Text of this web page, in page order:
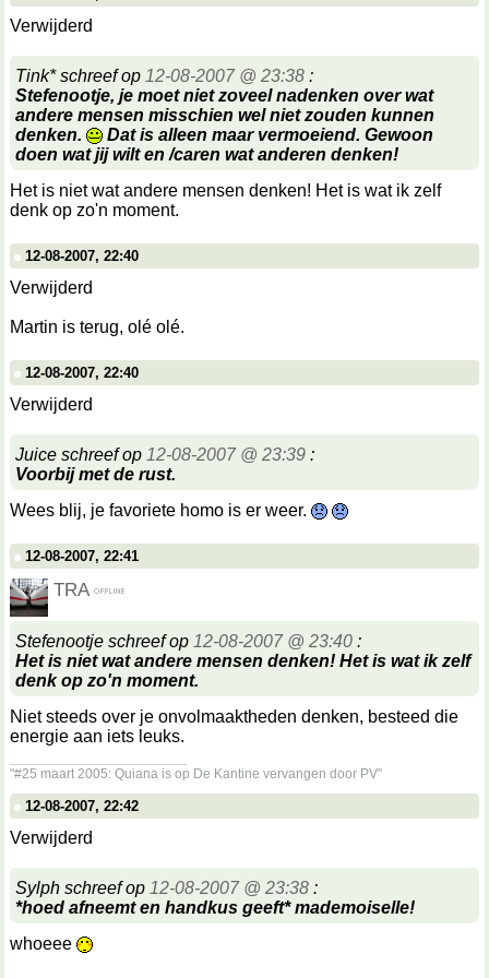
Verwijderd
Tink* schreef op 12-08-2007 @ 23:38 :
Stefenootje, je moet niet zoveel nadenken over wat
andere mensen misschien wel niet zouden kunnen
denken.
Dat is alleen maar vermoeiend. Gewoon
doen wat jij wilt en /caren wat anderen denken!
Het is niet wat andere mensen denken! Het is wat ik zelf
denk op zo'n moment.
12-08-2007, 22:40
Verwijderd
Martin is terug, olé olé.
12-08-2007, 22:40
Verwijderd
Juice schreef op 12-08-2007 @ 23:39 :
Voorbij met de rust.
Wees blij, je favoriete homo is er weer.
12-08-2007, 22:41
TRA
Stefenootje schreef op 12-08-2007 @ 23:40 :
Het is niet wat andere mensen denken! Het is wat ik zelf
denk op zo'n moment.
Niet steeds over je onvolmaaktheden denken, besteed die
energie aan iets leuks.
"#25 maart 2005: Quiana is op De Kantine vervangen door PV"
12-08-2007, 22:42
Verwijderd
Sylph schreef op 12-08-2007 @ 23:38 :
*hoed afneemt en handkus geeft* mademoiselle!
whoeee